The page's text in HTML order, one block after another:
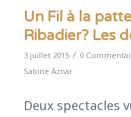
Un Fil à la
Ribadier? Les
3 juillet 2015 / 0
Sabine Aznar
Deux spectacles